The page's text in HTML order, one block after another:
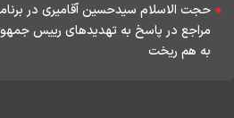
حجت الاسلام سیدحسین آقامیری در
مراجع در پاسخ به تهدیدهای رییس جمهور
به هم ریخت